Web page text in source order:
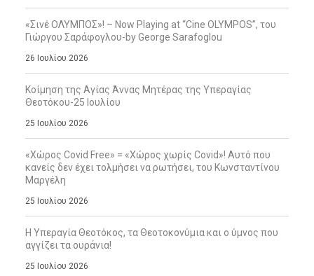
«Σινέ ΟΛΥΜΠΟΣ»! – Now Playing at “Cine OLYMPOS”, του
Γιώργου Σαράφογλου-by George Sarafoglou
26 Ιουλίου 2026
Κοίμηση της Αγίας Άννας Μητέρας της Υπεραγίας
Θεοτόκου-25 Ιουλίου
25 Ιουλίου 2026
«Χώρος Covid Free» = «Χώρος χωρίς Covid»! Αυτό που
κανείς δεν έχει τολμήσει να ρωτήσει, του Κωνσταντίνου
Μαργέλη
25 Ιουλίου 2026
Η Υπεραγία Θεοτόκος, τα Θεοτοκονύμια και ο ύμνος που
αγγίζει τα ουράνια!
25 Ιουλίου 2026